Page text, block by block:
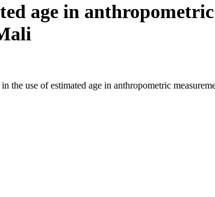
age in
use of estimated age in anthropometric